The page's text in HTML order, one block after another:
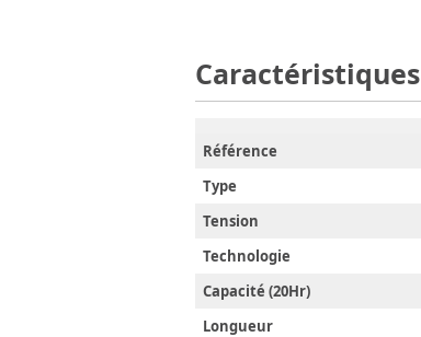
Caractéristiques
Référence
Type
Tension
Technologie
Capacité (20Hr)
Longueur